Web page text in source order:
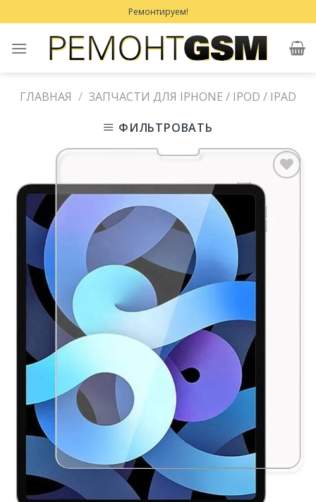
to
content
Ремонтируем!
ГЛАВНАЯ / ЗАПЧАСТИ ДЛЯ IPHONE / IPOD / IPAD
ФИЛЬТРОВАТЬ
Добавить
Избранное